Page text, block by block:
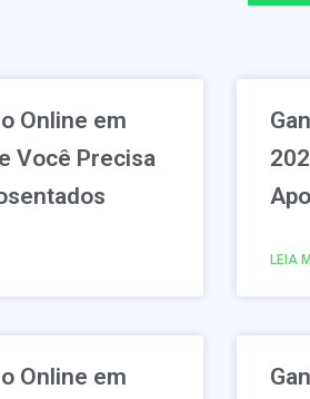
Online em
Você Precisa
LEIA
Online em